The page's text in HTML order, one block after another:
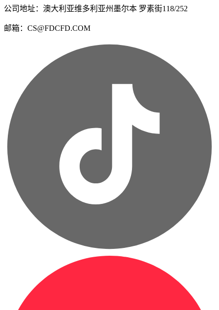
公司地址：澳大利亚维多利亚州墨尔本 罗素街118/252
邮箱：CS@FDCFD.COM